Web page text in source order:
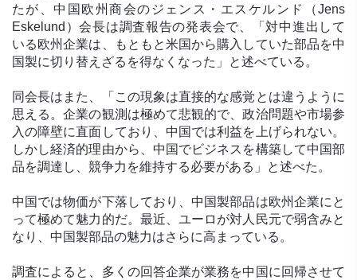
たが、中国欧州商会のジェンス・エスケルンド（Jens
Eskelund）会長は調査報告の発表会で、「対中進出して
いる欧州企業は、もともと米国から購入していた部品を中
国製に切り替えざるを得なくなった」と述べている。
同会長はまた、「この現象は直接的な感覚とは違うように
思える。企業の観測は極めて悲観的で、政治問題や市場参
入の障壁に直面しており、中国では利益を上げられない。
しかし経済的理由から、中国でビジネスを構築して中国部
品を調達し、競争力を維持する必要がある」と述べた。
中国では物価が下落しており、中国製部品は欧州企業にと
って極めて魅力的だ。最近、ユーロが対人民元で弱含みと
なり、中国製部品の魅力はさらに高まっている。
調査によると、多くの回答企業が業務を中国に回帰させて